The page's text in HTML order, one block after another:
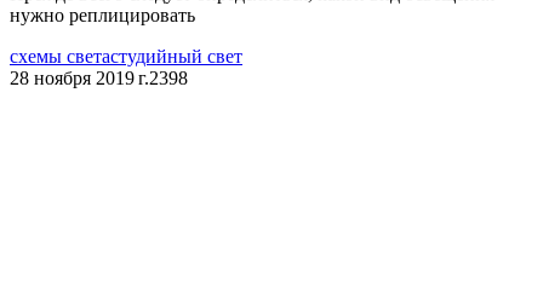
нужно реплицировать
схемы светастудийный свет
28 ноября 2019 г.2398